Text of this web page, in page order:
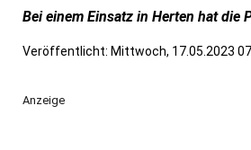
Bei einem Einsatz in Herten hat die
Veröffentlicht: Mittwoch, 17.05.2023
Anzeige